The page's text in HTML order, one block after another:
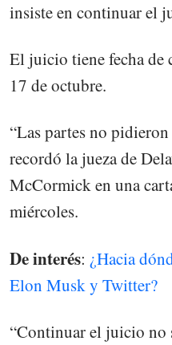
insiste en continuar el
El juicio tiene fecha de
17 de octubre.
“Las partes no
recordó la jueza de
McCormick en una
miércoles.
De interés: ¿Hacia
Elon Musk y Twitter?
“Continuar el juicio no